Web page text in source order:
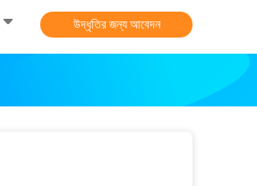
উদ্ধৃতির জন্য আবেদন